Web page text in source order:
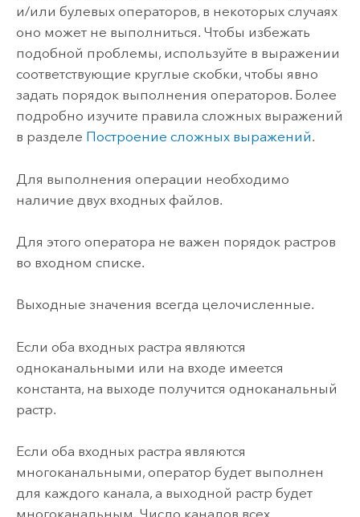
и/или булевых операторов, в некоторых случаях
оно может не выполниться. Чтобы избежать
подобной проблемы, используйте в выражении
соответствующие круглые скобки, чтобы явно
задать порядок выполнения операторов. Более
подробно изучите правила сложных выражений
в разделе Построение сложных выражений.
Для выполнения операции необходимо
наличие двух входных файлов.
Для этого оператора не важен порядок растров
во входном списке.
Выходные значения всегда целочисленные.
Если оба входных растра являются
одноканальными или на входе имеется
константа, на выходе получится одноканальный
растр.
Если оба входных растра являются
многоканальными, оператор будет выполнен
для каждого канала, а выходной растр будет
многоканальным. Число каналов всех